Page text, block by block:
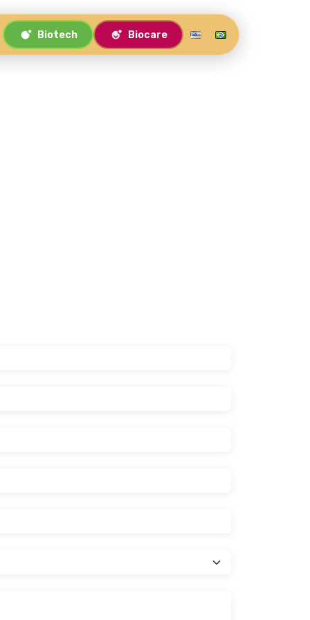
Biotech Biocare